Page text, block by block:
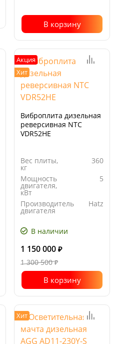
В корзину
Акция
Хит
Виброплита дизельная
реверсивная NTC
VDR52HE
Вес плиты,
кг
360
Мощность
двигателя,
кВт
5
Производитель
двигателя
Hatz
основания
плиты, мм
В наличии
1 150 000 ₽
1 300 500₽
В корзину
Хит